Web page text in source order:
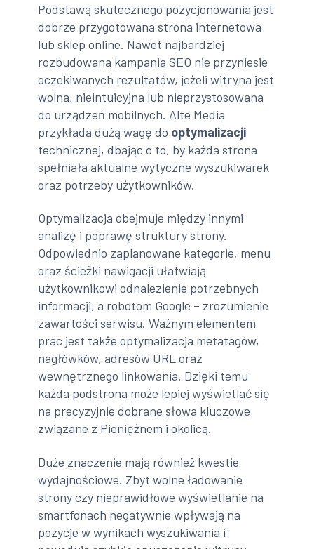
Podstawą skutecznego pozycjonowania jest
dobrze przygotowana strona internetowa
lub sklep online. Nawet najbardziej
rozbudowana kampania SEO nie przyniesie
oczekiwanych rezultatów, jeżeli witryna jest
wolna, nieintuicyjna lub nieprzystosowana
do urządzeń mobilnych. Alte Media
przykłada dużą wagę do optymalizacji
technicznej, dbając o to, by każda strona
spełniała aktualne wytyczne wyszukiwarek
oraz potrzeby użytkowników.
Optymalizacja obejmuje między innymi
analizę i poprawę struktury strony.
Odpowiednio zaplanowane kategorie, menu
oraz ścieżki nawigacji ułatwiają
użytkownikowi odnalezienie potrzebnych
informacji, a robotom Google – zrozumienie
zawartości serwisu. Ważnym elementem
prac jest także optymalizacja metatagów,
nagłówków, adresów URL oraz
wewnętrznego linkowania. Dzięki temu
każda podstrona może lepiej wyświetlać się
na precyzyjnie dobrane słowa kluczowe
związane z Pieniężnem i okolicą.
Duże znaczenie mają również kwestie
wydajnościowe. Zbyt wolne ładowanie
strony czy nieprawidłowe wyświetlanie na
smartfonach negatywnie wpływają na
pozycje w wynikach wyszukiwania i